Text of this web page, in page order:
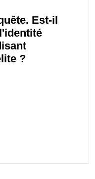
Est-il
?